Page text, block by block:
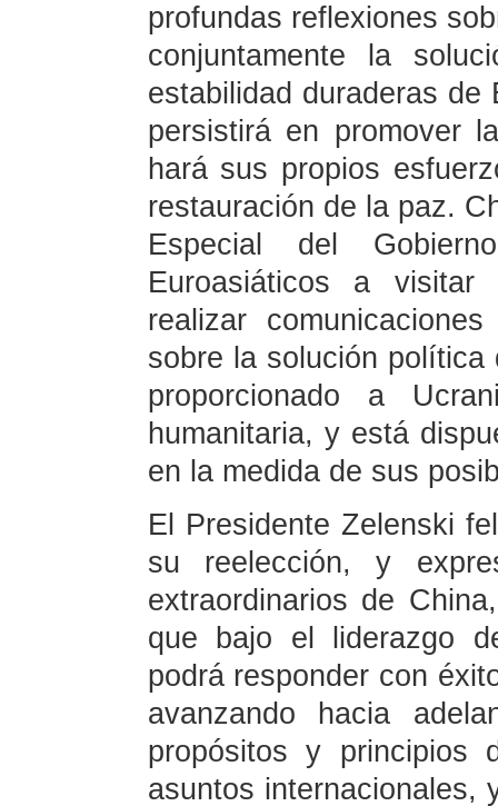
profundas reflexiones
conjuntamente la
estabilidad duraderas de
persistirá en promover
hará sus propios
restauración de la paz.
Especial del
Euroasiáticos a
realizar
sobre la solución
proporcionado a
humanitaria, y está
en la medida de sus
El Presidente Zelenski
su reelección, y
extraordinarios de
que bajo el liderazgo
podrá responder con
avanzando hacia
propósitos y
asuntos internacionales,